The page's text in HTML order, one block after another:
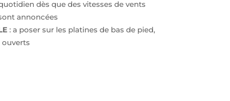
dès que des vitesses de vents
annoncées
: a poser sur les platines de bas de pied,
ouverts